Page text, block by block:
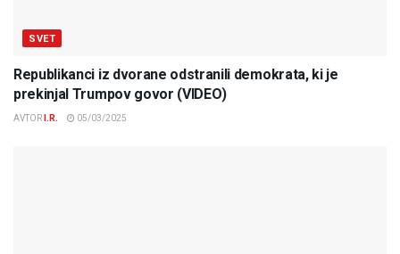
SVET
Republikanci iz dvorane odstranili demokrata, ki je
prekinjal Trumpov govor (VIDEO)
AVTOR I.R. 05/03/2025